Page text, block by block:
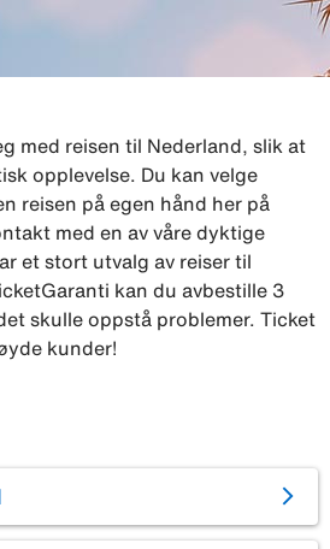
med reisen til Nederland, slik at
opplevelse. Du kan velge
reisen på egen hånd her på
med en av våre dyktige
et stort utvalg av reiser til
kan du avbestille 3
skulle oppstå problemer. Ticket
kunder!